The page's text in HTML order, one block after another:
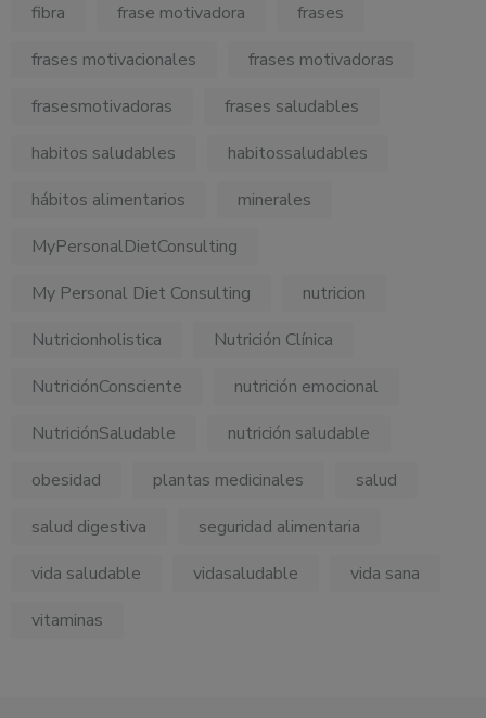
fibra
frase motivadora
frases
frases motivacionales
frases motivadoras
frasesmotivadoras
frases saludables
habitos saludables
habitossaludables
hábitos alimentarios
minerales
MyPersonalDietConsulting
My Personal Diet Consulting
nutricion
Nutricionholistica
Nutrición Clínica
NutriciónConsciente
nutrición emocional
NutriciónSaludable
nutrición saludable
obesidad
plantas medicinales
salud
salud digestiva
seguridad alimentaria
vida saludable
vidasaludable
vida sana
vitaminas